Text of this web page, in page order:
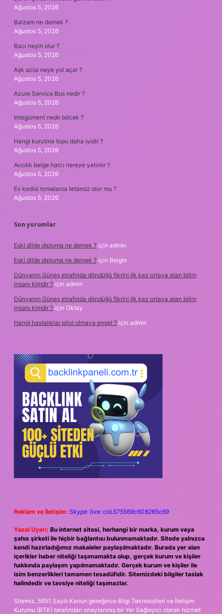
Ağustos 5, 2026
Balzam ne demek ?
Ağustos 5, 2026
Bacı neyin olur ?
Ağustos 5, 2026
Aşk acisi neye yol açar ?
Ağustos 5, 2026
Azure Service Bus nedir ?
Ağustos 5, 2026
Integüment nedir böcek ?
Ağustos 5, 2026
Hangi kurutma topu daha iyidir ?
Ağustos 5, 2026
Avcılık belge harcı nereye yatırılır ?
Ağustos 5, 2026
Ev kedisi tırmalarsa tetanoz olur mu ?
Ağustos 5, 2026
Son yorumlar
Eski dilde diploma ne demek ? için admin
Eski dilde diploma ne demek ? için Belgin
Dünyanın Güneş etrafında döndüğü fikrini ilk kez ortaya atan bilim
insanı kimdir ? için admin
Dünyanın Güneş etrafında döndüğü fikrini ilk kez ortaya atan bilim
insanı kimdir ? için Oktay
Hangi hastalıklar pilot olmaya engel ? için admin
Reklam ve İletişim: Skype: live:.cid.575569c608265c69
Yasal Uyarı: Bu internet sitesi, herhangi bir marka, kurum veya
şahıs şirketi ile hiçbir bağlantısı bulunmamaktadır. Sitede yalnızca
kendi hazırladığımız makaleler paylaşılmaktadır. Burada yer alan
içerikler haber niteliği taşımamakta olup, gerçek kurum ve kişiler
hakkında paylaşım yapılmamaktadır. Gerçek kurum ve kişiler ile
isim benzerlikleri tamamen tesadüfidir. Sitemizdeki bilgiler taslak
halindedir ve tavsiye niteliği taşımazlar.
Sitemiz, 5651 Sayılı Kanun gereğince Bilgi Teknolojileri ve İletişim
Kurumu (BTK) tarafından onaylanmış bir Yer Sağlayıcı olarak hizmet